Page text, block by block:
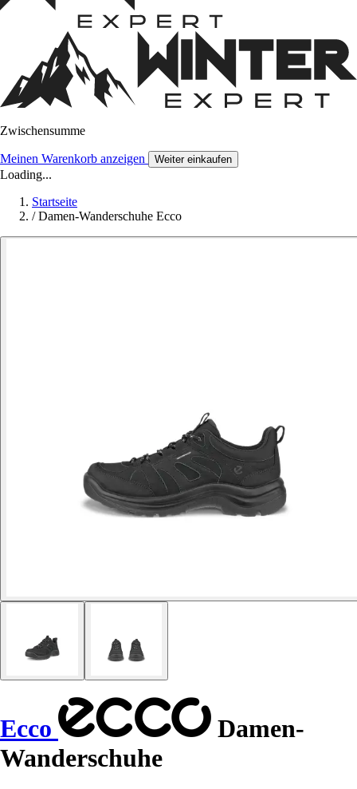
Zwischensumme
Meinen Warenkorb anzeigen Weiter einkaufen
Loading...
Startseite
/ Damen-Wanderschuhe Ecco
Ecco
Damen-
Wanderschuhe